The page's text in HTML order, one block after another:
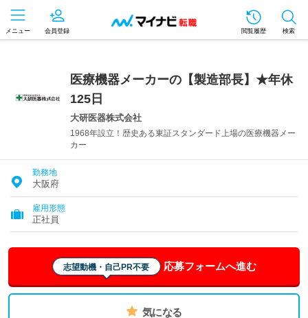
メニュー 会員登録 閲覧履歴 検索
医療機器メーカーの【製造部長】★年休
125日
大研医器株式会社
1968年設立！歴史ある東証スタンダード上場の医療機器メー
カー
勤務地
大阪府
雇用形態
正社員
志望動機・自己PR不要 応募フォームへ進む
気になる